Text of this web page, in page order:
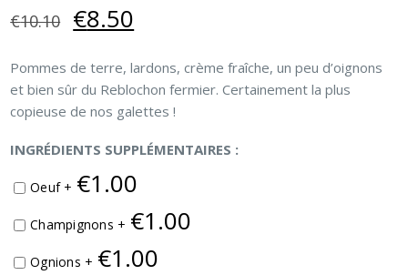
€10.10
Le
prix
était :
€10.10.
€8.50prix
est :
€8.50.
Pommes de terre, lardons, crème fraîche, un peu d’oignons
et bien sûr du Reblochon fermier. Certainement la plus
copieuse de nos galettes !
INGRÉDIENTS SUPPLÉMENTAIRES :
Oeuf + €1.00
Champignons + €1.00
Ognions + €1.00